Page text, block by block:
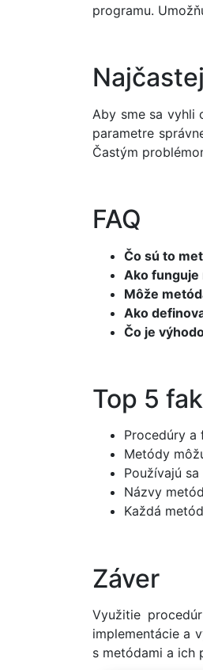
programu.
Aby sme sa vyhli
parametre
Častým
FAQ
Čo sú to
Ako funguje
Môže
Ako
Čo je
Top 5
Procedúry a
Metódy
Používajú
Názvy
Každá
Záver
Využitie
implementácie a
s metódami a ich